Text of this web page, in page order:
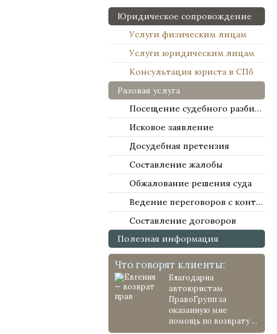
Юридическое сопровождение
Услуги физическим лицам
Услуги юридическим лицам
Консультация юриста в СПб
Разовая услуга
Посещение судебного разбирательства
Исковое заявление
Досудебная претензия
Составление жалобы
Обжалование решения суда
Ведение переговоров с контрагентами
Составление договоров
Полезная информация
Что говорят клиенты:
Благодарна
автоюристам
ПравоГрупп за
оказанную мне
помощь по возврату ...